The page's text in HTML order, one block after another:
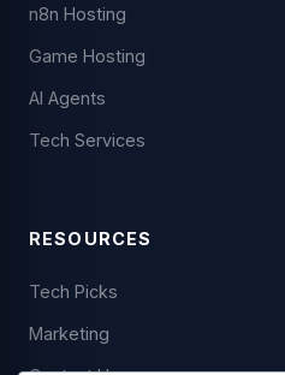
n8n Hosting
Game Hosting
AI Agents
Tech Services
RESOURCES
Tech Picks
Marketing